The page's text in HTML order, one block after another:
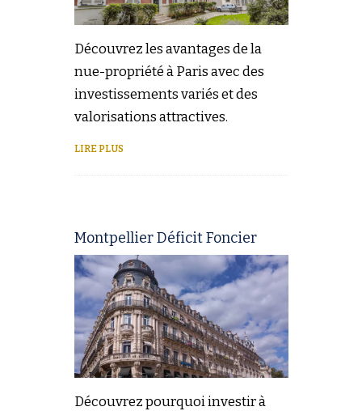
CONTACT 📞 01 84 20 05 12
Découvrez les avantages de la
nue-propriété à Paris avec des
investissements variés et des
valorisations attractives.
LIRE PLUS
Montpellier Déficit Foncier
Découvrez pourquoi investir à